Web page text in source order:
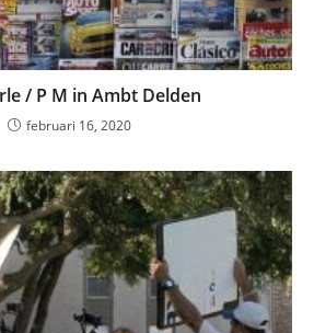
/ P M in Ambt Delden
februari 16, 2020